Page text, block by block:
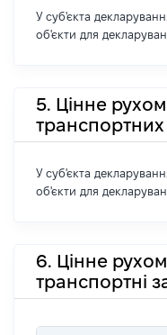
У суб'єкта
об'єкти для
5. Цінне
транспортних
У суб'єкта
об'єкти для
6. Цінне
транспортні